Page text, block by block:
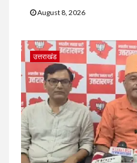
August 8, 2026
उत्तराखंड